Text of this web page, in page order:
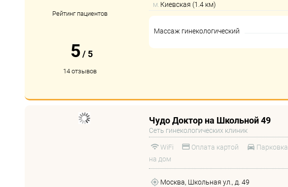
Рейтинг пациентов
5 / 5
14 отзывов
м. Киевская (1.4 км)
Массаж гинекологический
Чудо Доктор на Школьной 49
Сеть гинекологических клиник
WiFi Оплата картой Парковка
на дом
Москва, Школьная ул., д. 49